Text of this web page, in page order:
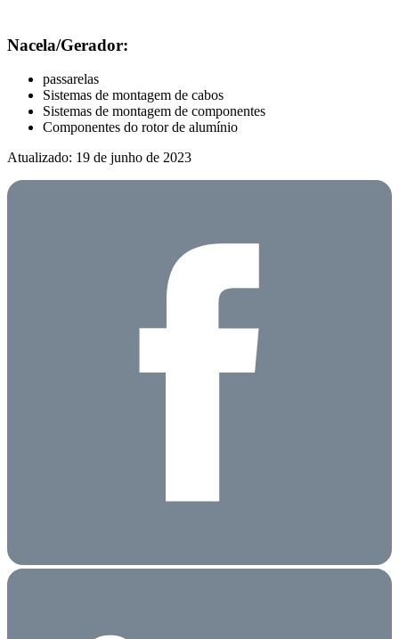
Nacela/Gerador:
passarelas
Sistemas de montagem de cabos
Sistemas de montagem de componentes
Componentes do rotor de alumínio
Atualizado: 19 de junho de 2023